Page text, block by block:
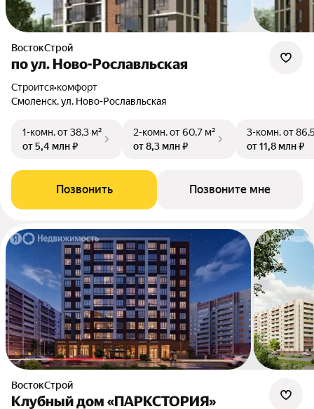
ВостокСтрой
по ул. Ново-Рославльская
Строится•комфорт
Смоленск, ул. Ново-Рославльская
1-комн.от 38,3 м²
от 5,4 млн ₽
2-комн.от 60,7 м²
от 8,3 млн ₽
3-комн.от
от 11,8 млн ₽
Позвонить Позвоните мне
ВостокСтрой
Клубный дом «ПАРКСТОРИЯ»